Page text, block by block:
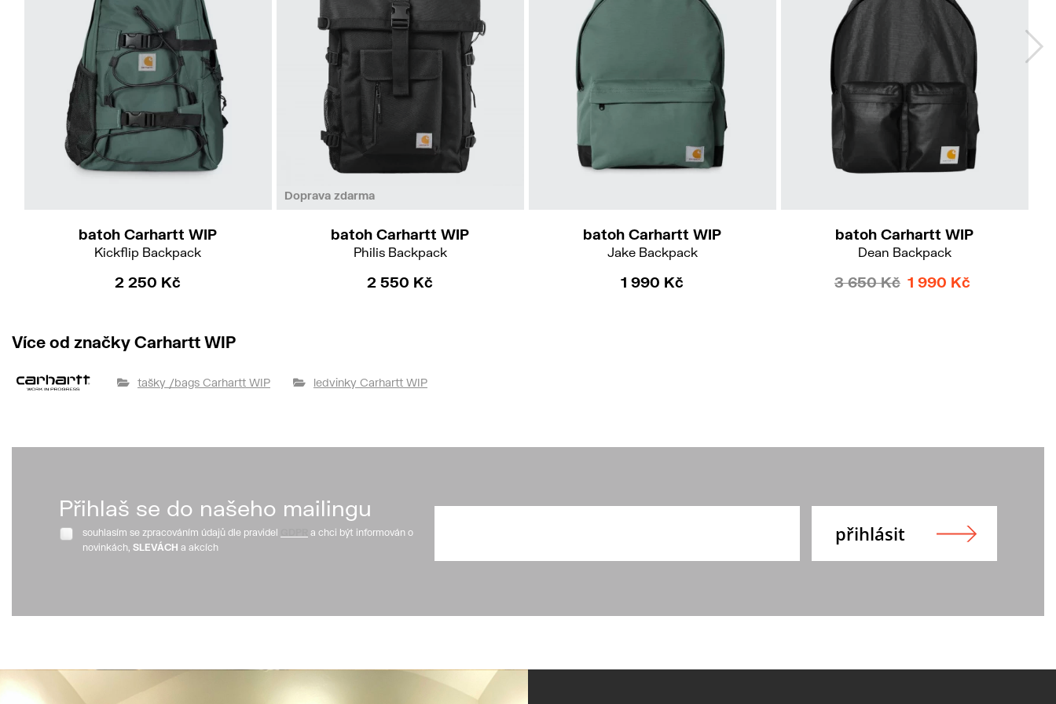
batoh Carhartt WIP
Kickflip Backpack
2 250 Kč
Doprava zdarma
batoh Carhartt WIP
Philis Backpack
2 550 Kč
batoh Carhartt WIP
Jake Backpack
1 990 Kč
batoh Carhartt WIP
Dean Backpack
3 650 Kč 1 990 Kč
Více od značky Carhartt WIP
tašky /bags Carhartt WIP ledvinky Carhartt WIP
Přihlaš se do našeho mailingu
souhlasím se zpracováním údajů dle pravidel
a chci být informován o
novinkách, SLEVÁCH a akcích